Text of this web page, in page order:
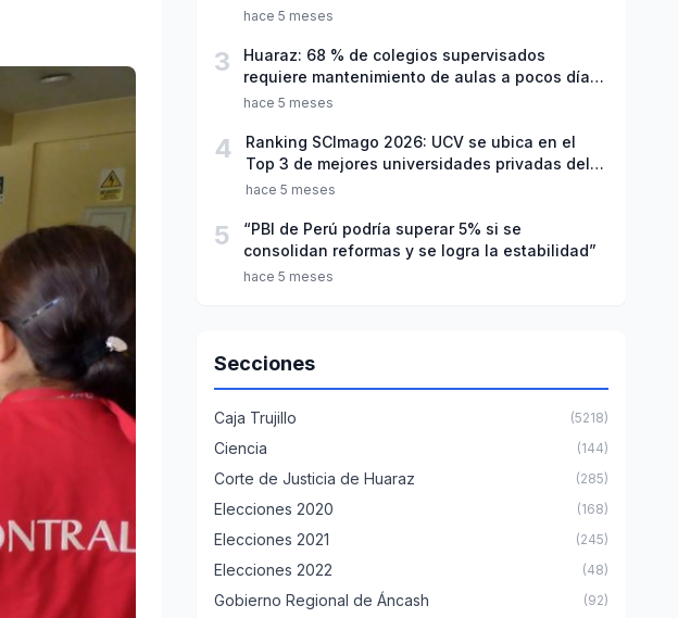
hace 5 meses
3
Huaraz: 68 % de colegios supervisados
requiere mantenimiento de aulas a pocos días
de inicio del año escolar 2026
hace 5 meses
4
Ranking SCImago 2026: UCV se ubica en el
Top 3 de mejores universidades privadas del
Perú
hace 5 meses
5
“PBI de Perú podría superar 5% si se
consolidan reformas y se logra la estabilidad”
hace 5 meses
Secciones
Caja Trujillo (5218)
Ciencia (144)
Corte de Justicia de Huaraz (285)
Elecciones 2020 (168)
Elecciones 2021 (245)
Elecciones 2022 (48)
Gobierno Regional de Áncash (92)